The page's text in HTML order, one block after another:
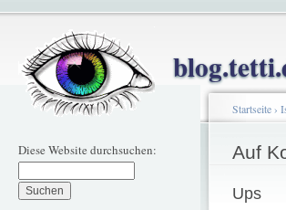
Diese Website durchsuchen:
Startseite›
Auf
Ups